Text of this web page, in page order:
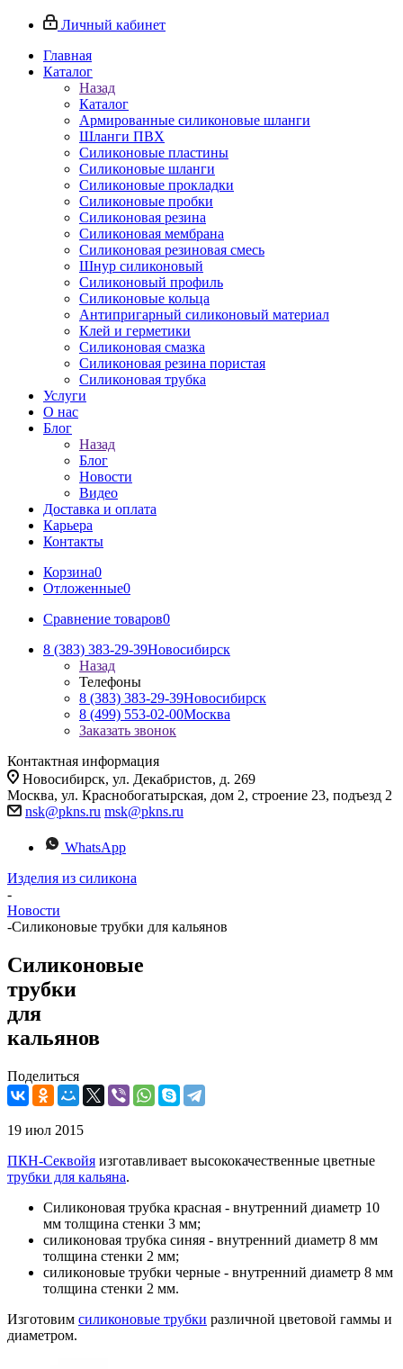
Личный кабинет
Главная
Каталог
Назад
Каталог
Армированные силиконовые шланги
Шланги ПВХ
Силиконовые пластины
Силиконовые шланги
Силиконовые прокладки
Силиконовые пробки
Силиконовая резина
Силиконовая мембрана
Силиконовая резиновая смесь
Шнур силиконовый
Силиконовый профиль
Силиконовые кольца
Антипригарный силиконовый материал
Клей и герметики
Силиконовая смазка
Силиконовая резина пористая
Силиконовая трубка
Услуги
О нас
Блог
Назад
Блог
Новости
Видео
Доставка и оплата
Карьера
Контакты
Корзина0
Отложенные0
Сравнение товаров0
8 (383) 383-29-39Новосибирск
Назад
Телефоны
8 (383) 383-29-39Новосибирск
8 (499) 553-02-00Москва
Заказать звонок
Контактная информация
Новосибирск, ул. Декабристов, д. 269
Москва, ул. Краснобогатырская, дом 2, строение 23, подъезд 2
nsk@pkns.ru msk@pkns.ru
WhatsApp
Изделия из силикона
-
Новости
-Силиконовые трубки для кальянов
Силиконовые
трубки
для
кальянов
Поделиться
19 июл 2015
ПКН-Секвойя изготавливает высококачественные цветные
трубки для кальяна.
Силиконовая трубка красная - внутренний диаметр 10
мм толщина стенки 3 мм;
силиконовая трубка синяя - внутренний диаметр 8 мм
толщина стенки 2 мм;
силиконовые трубки черные - внутренний диаметр 8 мм
толщина стенки 2 мм.
Изготовим силиконовые трубки различной цветовой гаммы и
диаметром.